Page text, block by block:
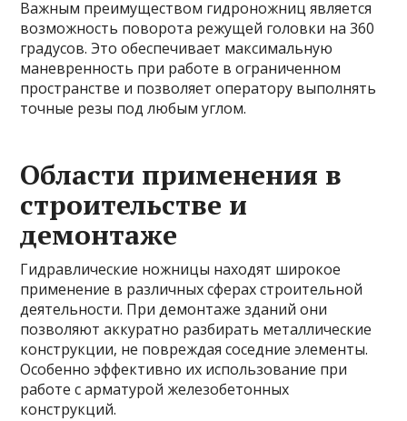
Важным преимуществом гидроножниц является
возможность поворота режущей головки на 360
градусов. Это обеспечивает максимальную
маневренность при работе в ограниченном
пространстве и позволяет оператору выполнять
точные резы под любым углом.
Области применения в
строительстве и
демонтаже
Гидравлические ножницы находят широкое
применение в различных сферах строительной
деятельности. При демонтаже зданий они
позволяют аккуратно разбирать металлические
конструкции, не повреждая соседние элементы.
Особенно эффективно их использование при
работе с арматурой железобетонных
конструкций.